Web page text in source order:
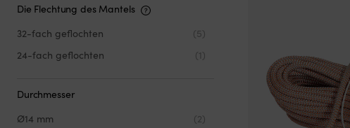
Die Flechtung des Mantels
32-fach geflochten
(5)
24-fach geflochten
(1)
Durchmesser
Ø14 mm
(2)
Produktseite
gewählt
werden